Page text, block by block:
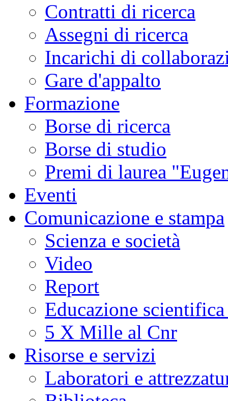
Contratti di ricerca
Assegni di ricerca
Incarichi di
Gare d'appalto
Formazione
Borse di ricerca
Borse di studio
Premi di laurea
Eventi
Comunicazione e stampa
Scienza e società
Video
Report
Educazione
5 X Mille al Cnr
Risorse e servizi
Laboratori e